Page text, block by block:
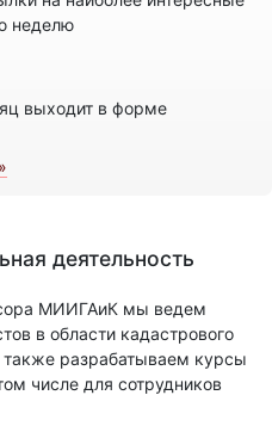
неделю
выходит в форме
деятельность
МИИГАиК мы ведем
в области кадастрового
также разрабатываем курсы
числе для сотрудников